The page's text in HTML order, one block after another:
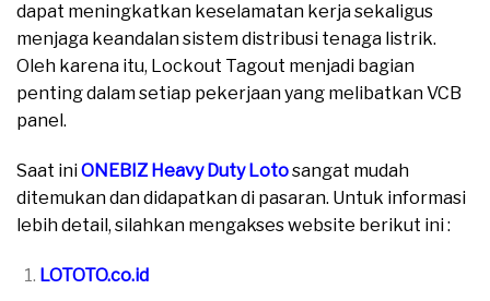
dapat meningkatkan keselamatan kerja sekaligus
menjaga keandalan sistem distribusi tenaga listrik.
Oleh karena itu, Lockout Tagout menjadi bagian
penting dalam setiap pekerjaan yang melibatkan VCB
panel.
Saat iniONEBIZ Heavy Duty Lotosangat mudah
ditemukan dan didapatkan di pasaran. Untuk informasi
lebih detail, silahkan mengakses website berikut ini :
LOTOTO.co.id